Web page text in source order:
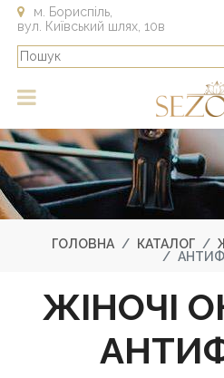
м. Бориспіль,
вул. Київський шлях, 10в
ГОЛОВНА КАТАЛОГ
ЖІНОЧІ